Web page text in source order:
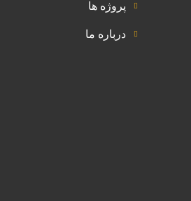
پروژه ها
درباره ما